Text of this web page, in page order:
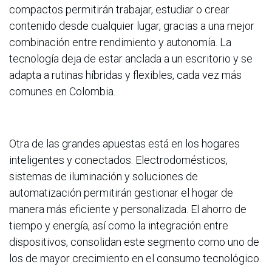
compactos permitirán trabajar, estudiar o crear
contenido desde cualquier lugar, gracias a una mejor
combinación entre rendimiento y autonomía. La
tecnología deja de estar anclada a un escritorio y se
adapta a rutinas híbridas y flexibles, cada vez más
comunes en Colombia.
Otra de las grandes apuestas está en los hogares
inteligentes y conectados. Electrodomésticos,
sistemas de iluminación y soluciones de
automatización permitirán gestionar el hogar de
manera más eficiente y personalizada. El ahorro de
tiempo y energía, así como la integración entre
dispositivos, consolidan este segmento como uno de
los de mayor crecimiento en el consumo tecnológico.